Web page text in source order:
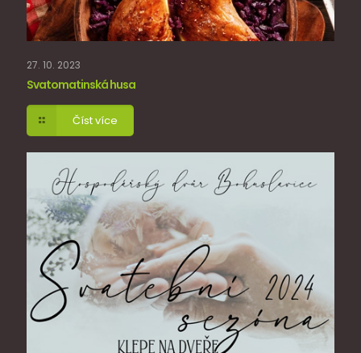
27. 10. 2023
Svatomatinská husa
Číst více